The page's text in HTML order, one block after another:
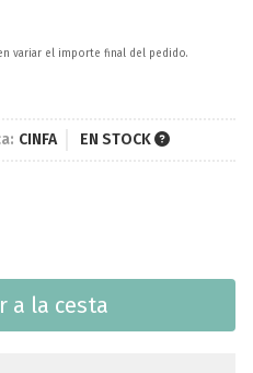
variar el importe final del pedido.
CINFA EN STOCK
a la cesta